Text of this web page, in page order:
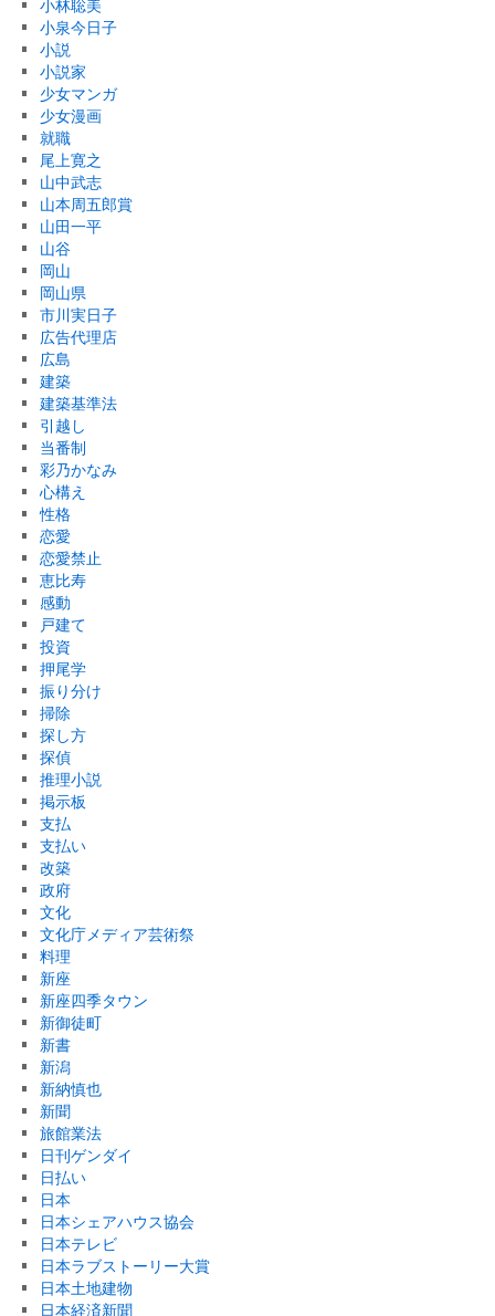
小林聡美
小泉今日子
小説
小説家
少女マンガ
少女漫画
就職
尾上寛之
山中武志
山本周五郎賞
山田一平
山谷
岡山
岡山県
市川実日子
広告代理店
広島
建築
建築基準法
引越し
当番制
彩乃かなみ
心構え
性格
恋愛
恋愛禁止
恵比寿
感動
戸建て
投資
押尾学
振り分け
掃除
探し方
探偵
推理小説
掲示板
支払
支払い
改築
政府
文化
文化庁メディア芸術祭
料理
新座
新座四季タウン
新御徒町
新書
新潟
新納慎也
新聞
旅館業法
日刊ゲンダイ
日払い
日本
日本シェアハウス協会
日本テレビ
日本ラブストーリー大賞
日本土地建物
日本経済新聞